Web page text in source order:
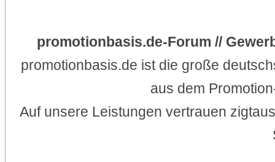
promotionbasis.de-Forum //
promotionbasis.de ist die große
aus dem
Auf unsere Leistungen vertrauen